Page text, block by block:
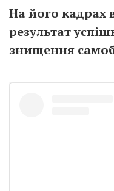
На його кадрах
результат
знищення